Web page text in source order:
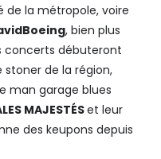
de la métropole, voire
, bien plus
concerts débuteront
de la région,
man garage blues
MAJESTÉSet leur
des keupons depuis